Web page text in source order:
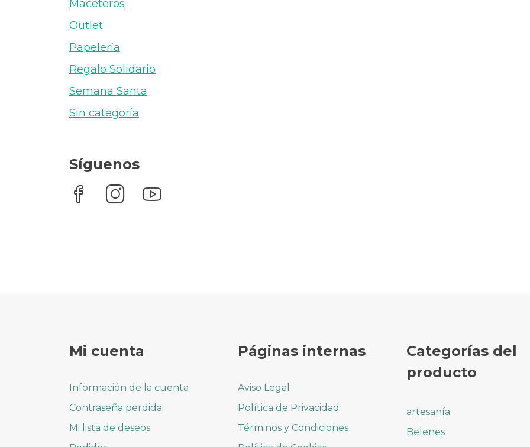
Maceteros
Outlet
Papelería
Regalo Solidario
Semana Santa
Sin categoría
Síguenos
Mi cuenta
Información de la cuenta
Contraseña perdida
Mi lista de deseos
Páginas internas
Aviso Legal
Política de Privacidad
Términos y Condiciones
Categorías del
producto
artesanía
Belenes